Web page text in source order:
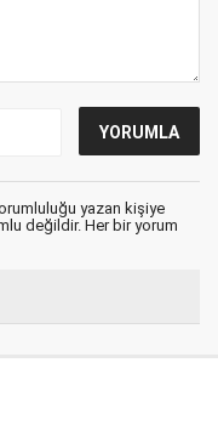
yazan kişiye
değildir. Her bir yorum